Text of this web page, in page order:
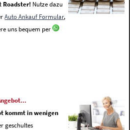
Roadster! Nutze dazu
Auto Ankauf Formular,
uns bequem per
kommt in wenigen
geschultes